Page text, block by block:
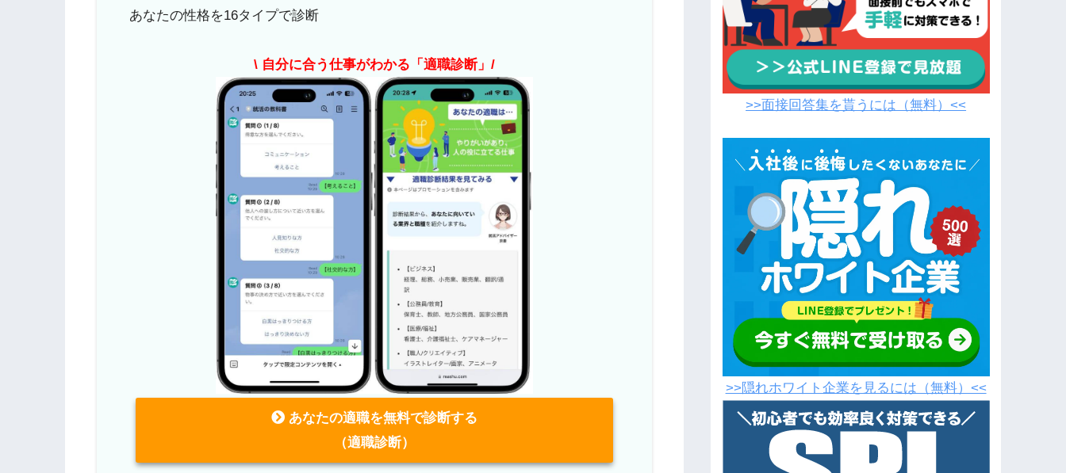
あなたの性格を16タイプで診断
\ 自分に合う仕事がわかる「適職診断」/
あなたの適職を無料で診断する
（適職診断）
>>面接回答集を貰うには（無料）<<
>>隠れホワイト企業を見るには（無料）<<